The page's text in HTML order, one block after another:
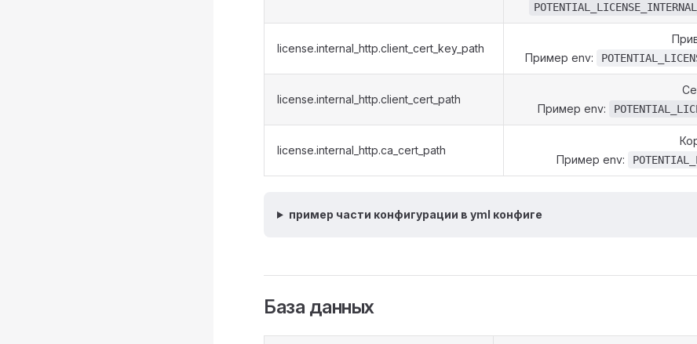
license.internal_http.client_cert_key_path
Пример env:
license.internal_http.client_cert_path
Пример env:
license.internal_http.ca_cert_path
Пример env:
пример части конфигурации в yml конфиге
База данных